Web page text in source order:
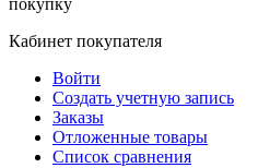
Кабинет покупателя
Войти
Создать учетную запись
Заказы
Отложенные товары
Список сравнения